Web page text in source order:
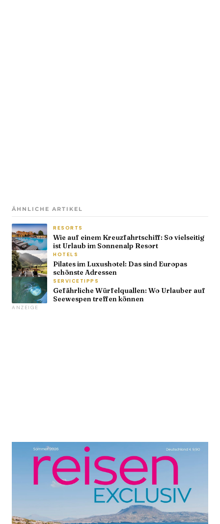
ÄHNLICHE ARTIKEL
RESORTS
Wie auf einem Kreuzfahrtschiff: So vielseitig
ist Urlaub im Sonnenalp Resort
HOTELS
Pilates im Luxushotel: Das sind Europas
schönste Adressen
SERVICETIPPS
Gefährliche Würfelquallen: Wo Urlauber auf
Seewespen treffen können
ANZEIGE